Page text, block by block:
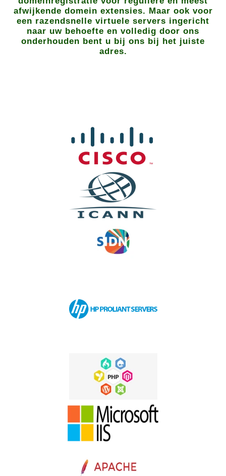
afwijkende domein extensies. Maar ook voor
een razendsnelle virtuele servers ingericht
naar uw behoefte en volledig door ons
onderhouden bent u bij ons bij het juiste
adres.